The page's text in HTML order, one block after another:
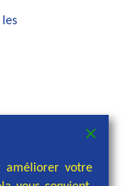
améliorer votre